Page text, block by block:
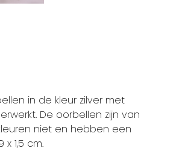
in de kleur zilver met
De oorbellen zijn van
niet en hebben een
1,5 cm.